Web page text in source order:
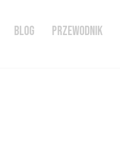
BLOG PRZEWODNIK